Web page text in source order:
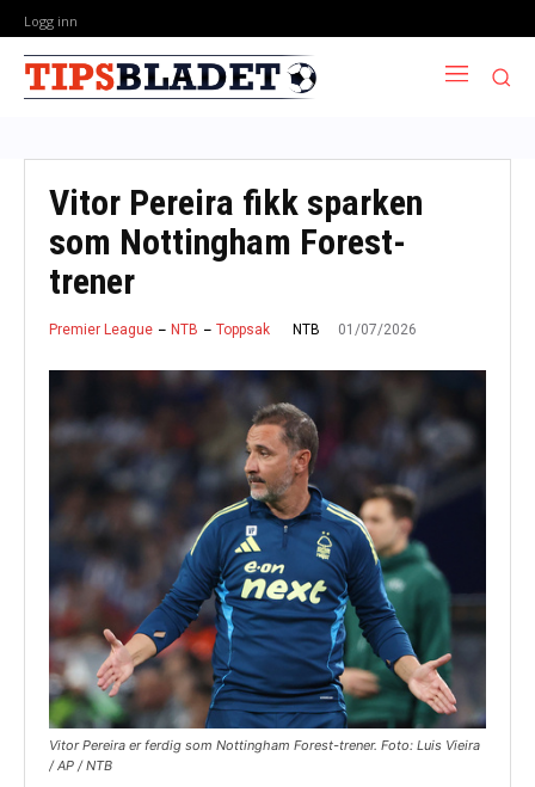
Logg inn
Vitor Pereira fikk sparken
som Nottingham Forest-
trener
Premier League NTB Toppsak NTB 01/07/2026
Vitor Pereira er ferdig som Nottingham Forest-trener. Foto: Luis Vieira
/ AP / NTB